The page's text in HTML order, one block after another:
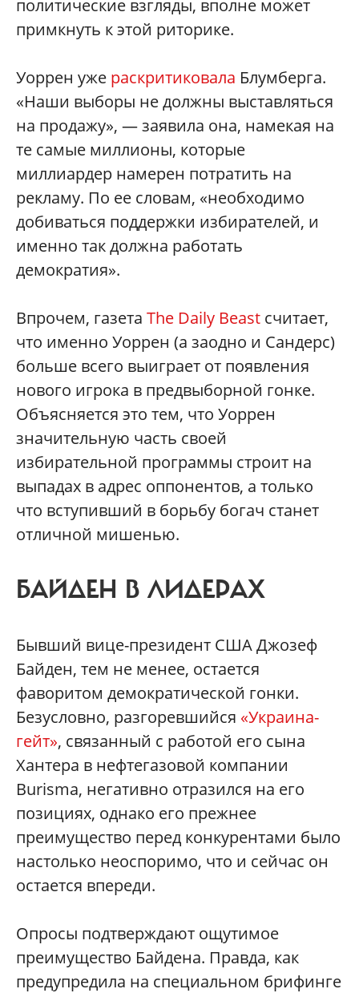
политические взгляды, вполне может
примкнуть к этой риторике.
Уоррен уже раскритиковала Блумберга.
«Наши выборы не должны выставляться
на продажу», — заявила она, намекая на
те самые миллионы, которые
миллиардер намерен потратить на
рекламу. По ее словам, «необходимо
добиваться поддержки избирателей, и
именно так должна работать
демократия».
Впрочем, газета The Daily Beast считает,
что именно Уоррен (а заодно и Сандерс)
больше всего выиграет от появления
нового игрока в предвыборной гонке.
Объясняется это тем, что Уоррен
значительную часть своей
избирательной программы строит на
выпадах в адрес оппонентов, а только
что вступивший в борьбу богач станет
отличной мишенью.
БАЙДЕН В ЛИДЕРАХ
Бывший вице-президент США Джозеф
Байден, тем не менее, остается
фаворитом демократической гонки.
Безусловно, разгоревшийся «Украина-
гейт», связанный с работой его сына
Хантера в нефтегазовой компании
Burisma, негативно отразился на его
позициях, однако его прежнее
преимущество перед конкурентами было
настолько неоспоримо, что и сейчас он
остается впереди.
Опросы подтверждают ощутимое
преимущество Байдена. Правда, как
предупредила на специальном брифинге